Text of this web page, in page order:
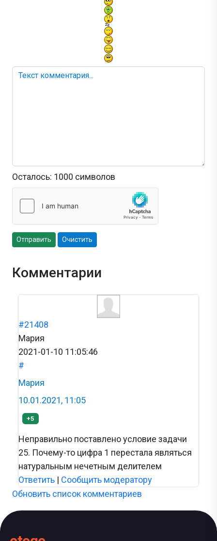
Осталось: 1000 символов
Отправить Очистить
Комментарии
#21408
Мария
2021-01-10 11:05:46
#
Мария
10.01.2021, 11:05
+5
Неправильно поставлено условие задачи
25. Почему-то цифра 1 перестала являться
натуральным нечетным делителем
Ответить | Сообщить модератору
Обновить список комментариев